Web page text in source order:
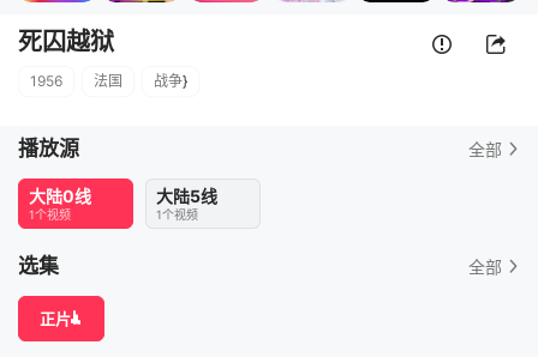
死囚越狱
1956 法国 战争}
播放源 全部
大陆0线
1个视频
大陆5线
1个视频
选集 全部
正片